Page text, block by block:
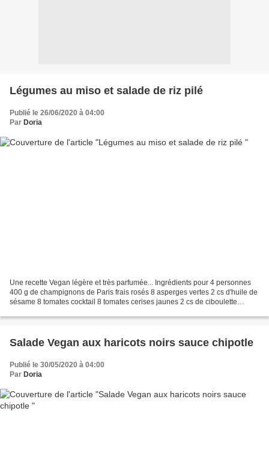
Légumes au miso et salade de riz pilé
Publié le 26/06/2020 à 04:00
Par Doria
Une recette Vegan légère et très parfumée... Ingrédients pour 4 personnes
400 g de champignons de Paris frais rosés 8 asperges vertes 2 cs d'huile de
sésame 8 tomates cocktail 8 tomates cerises jaunes 2 cs de ciboulette
Salade Vegan aux haricots noirs sauce chipotle
Publié le 30/05/2020 à 04:00
Par Doria